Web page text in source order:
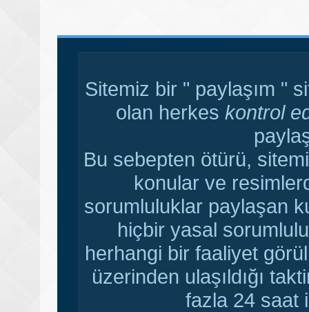
Sitemiz bir " paylaşım "
olan herkes kontrol
Bu sebepten ötürü,
konular ve
sorumluluklar paylaşan
hiçbir yasal
herhangi bir faaliyet
üzerinden ulaşıldığı
fazla 24 saat